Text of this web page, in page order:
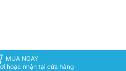
MUA NGAY
hoặc nhận tại cửa hàng